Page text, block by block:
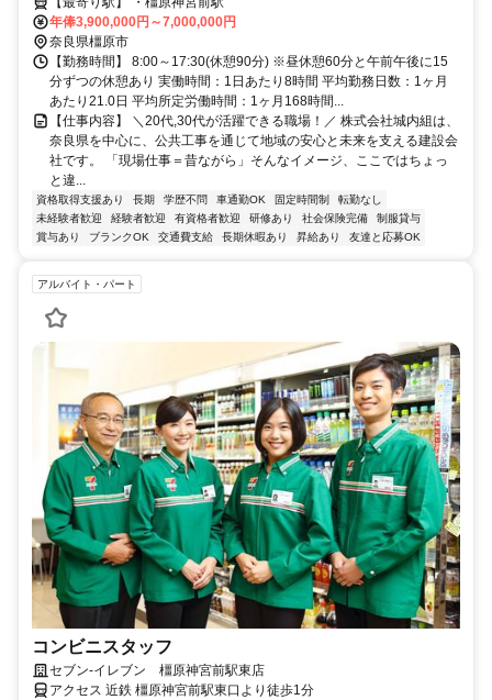
年俸3,900,000円～7,000,000円
奈良県橿原市
【勤務時間】 8:00～17:30(休憩90分) ※昼休憩60分と午前午後に15
分ずつの休憩あり 実働時間：1日あたり8時間 平均勤務日数：1ヶ月
あたり21.0日 平均所定労働時間：1ヶ月168時間...
【仕事内容】 ＼20代,30代が活躍できる職場！／ 株式会社城内組は、
奈良県を中心に、公共工事を通じて地域の安心と未来を支える建設会
社です。 「現場仕事＝昔ながら」そんなイメージ、ここではちょっ
と違...
資格取得支援あり 長期 学歴不問 車通勤OK 固定時間制
転勤なし
未経験者歓迎
経験者歓迎 有資格者歓迎 研修あり 社会保険完備
制服貸与
賞与あり
ブランクOK 交通費支給 長期休暇あり 昇給あり 友達と応募OK
アルバイト・パート
コンビニスタッフ
セブン-イレブン 橿原神宮前駅東店
アクセス 近鉄 橿原神宮前駅東口より徒歩1分